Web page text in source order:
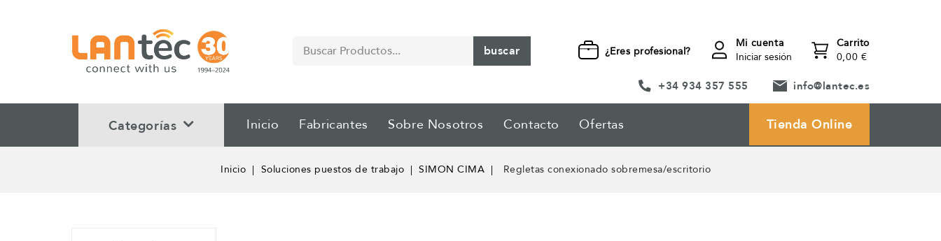
Carrito
0,00 €
Mi cuenta
Iniciar sesión
¿Eres profesional?
buscar
+34 934 357 555 info@lantec.es
Categorías Inicio Fabricantes Sobre Nosotros Contacto Ofertas Tienda Online
Inicio Soluciones puestos de trabajo SIMON CIMA Regletas conexionado sobremesa/escritorio